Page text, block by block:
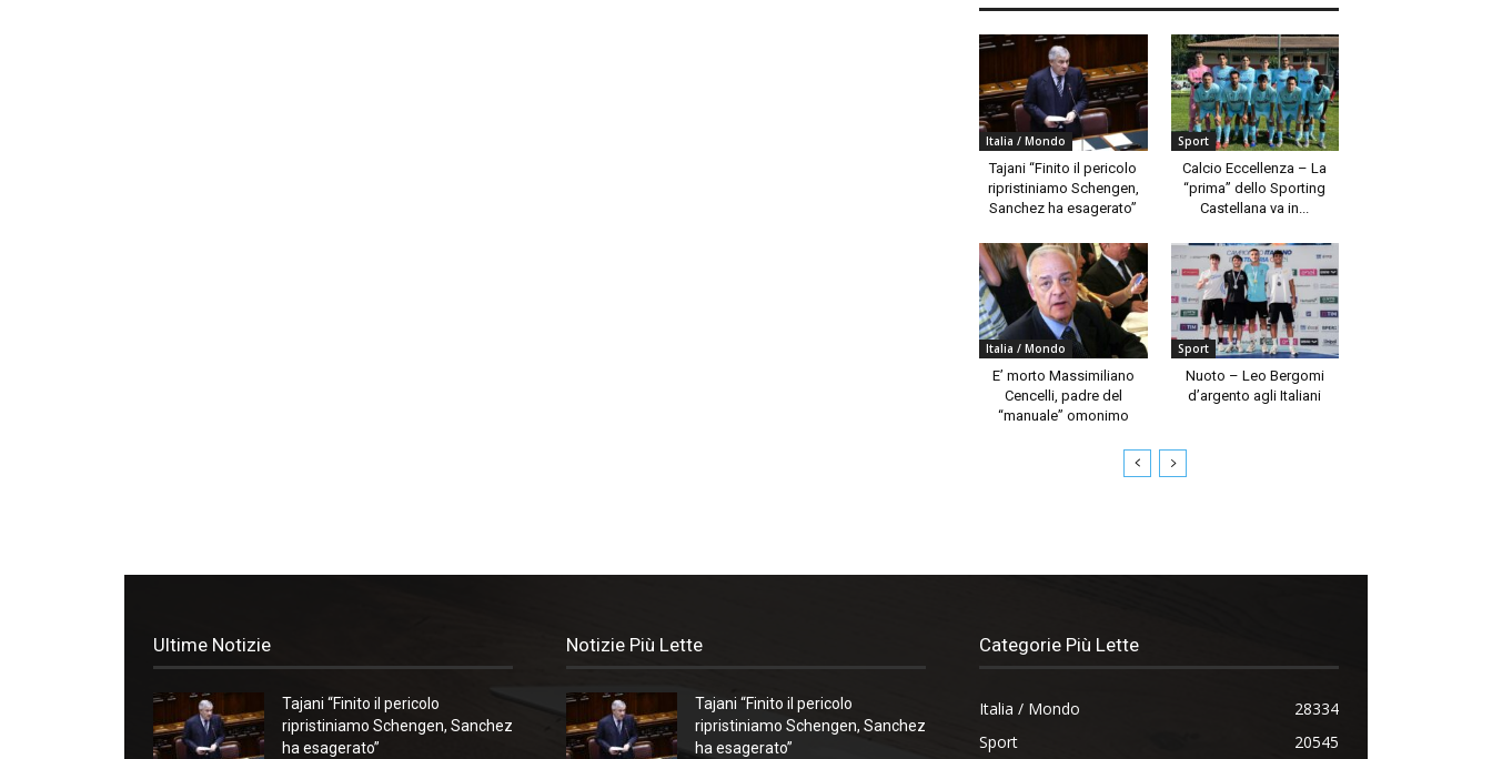
Italia / Mondo
Tajani “Finito il pericolo
ripristiniamo Schengen,
Sanchez ha esagerato”
Sport
Calcio Eccellenza – La
“prima” dello Sporting
Castellana va in...
Italia / Mondo
E’ morto Massimiliano
Cencelli, padre del
“manuale” omonimo
Sport
Nuoto – Leo Bergomi
d’argento agli Italiani
Ultime Notizie
Tajani “Finito il pericolo
ripristiniamo Schengen, Sanchez
ha esagerato”
Notizie Più Lette
Tajani “Finito il pericolo
ripristiniamo Schengen, Sanchez
ha esagerato”
Categorie Più Lette
Italia / Mondo
28334
Sport
20545